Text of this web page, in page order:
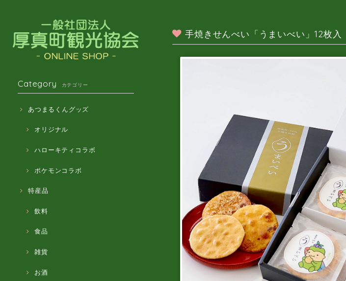
Category カテゴリー
あつまるくんグッズ
オリジナル
ハローキティコラボ
ポケモンコラボ
特産品
飲料
食品
雑貨
お酒
手焼きせんべい「うまいべい」12枚入